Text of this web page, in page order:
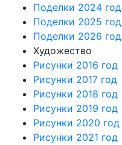
Поделки 2024 год
Поделки 2025 год
Поделки 2026 год
Художество
Рисунки 2016 год
Рисунки 2017 год
Рисунки 2018 год
Рисунки 2019 год
Рисунки 2020 год
Рисунки 2021 год